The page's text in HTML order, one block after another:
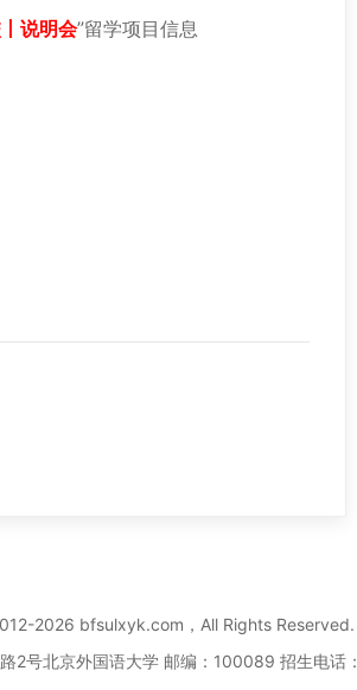
说明会”留学项目信息
2026 bfsulxyk.com，All Rights Reserved.
2号北京外国语大学 邮编：100089 招生电话：